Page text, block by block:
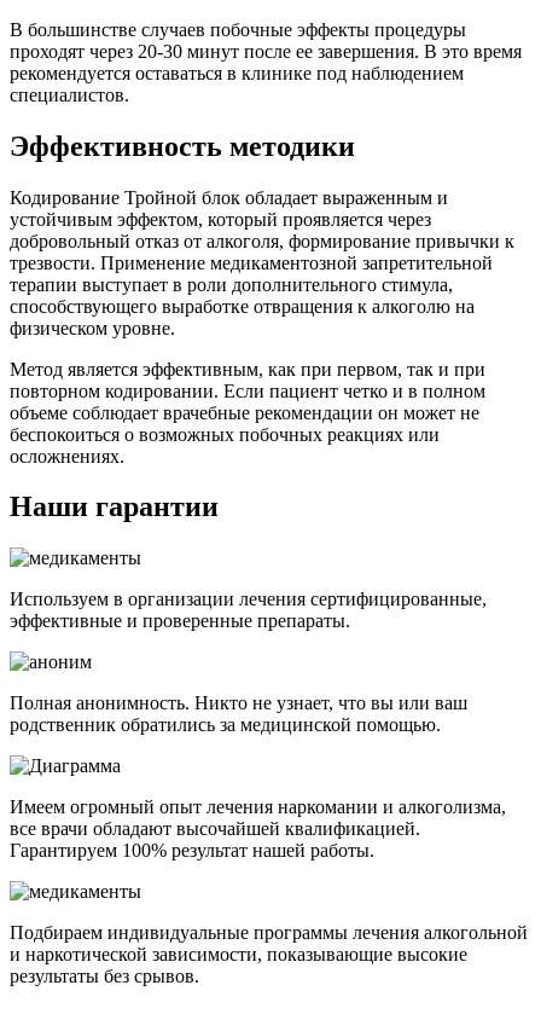
В большинстве случаев побочные эффекты процедуры
проходят через 20-30 минут после ее завершения. В это время
рекомендуется оставаться в клинике под наблюдением
специалистов.
Эффективность методики
Кодирование Тройной блок обладает выраженным и
устойчивым эффектом, который проявляется через
добровольный отказ от алкоголя, формирование привычки к
трезвости. Применение медикаментозной запретительной
терапии выступает в роли дополнительного стимула,
способствующего выработке отвращения к алкоголю на
физическом уровне.
Метод является эффективным, как при первом, так и при
повторном кодировании. Если пациент четко и в полном
объеме соблюдает врачебные рекомендации он может не
беспокоиться о возможных побочных реакциях или
осложнениях.
Наши гарантии
Используем в организации лечения сертифицированные,
эффективные и проверенные препараты.
Полная анонимность. Никто не узнает, что вы или ваш
родственник обратились за медицинской помощью.
Имеем огромный опыт лечения наркомании и алкоголизма,
все врачи обладают высочайшей квалификацией.
Гарантируем 100% результат нашей работы.
Подбираем индивидуальные программы лечения алкогольной
и наркотической зависимости, показывающие высокие
результаты без срывов.